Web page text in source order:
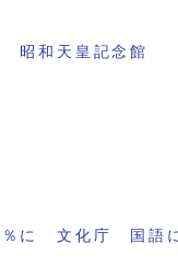
昭和天皇記念館
％に 文化庁 国語